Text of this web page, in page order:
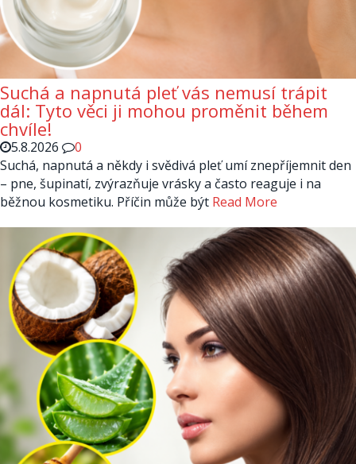
Suchá a napnutá pleť vás nemusí trápit
dál: Tyto věci ji mohou proměnit během
chvíle!
5.8.2026
0
Suchá, napnutá a někdy i svědivá pleť umí znepříjemnit den
– pne, šupinatí, zvýrazňuje vrásky a často reaguje i na
běžnou kosmetiku. Příčin může být Read More